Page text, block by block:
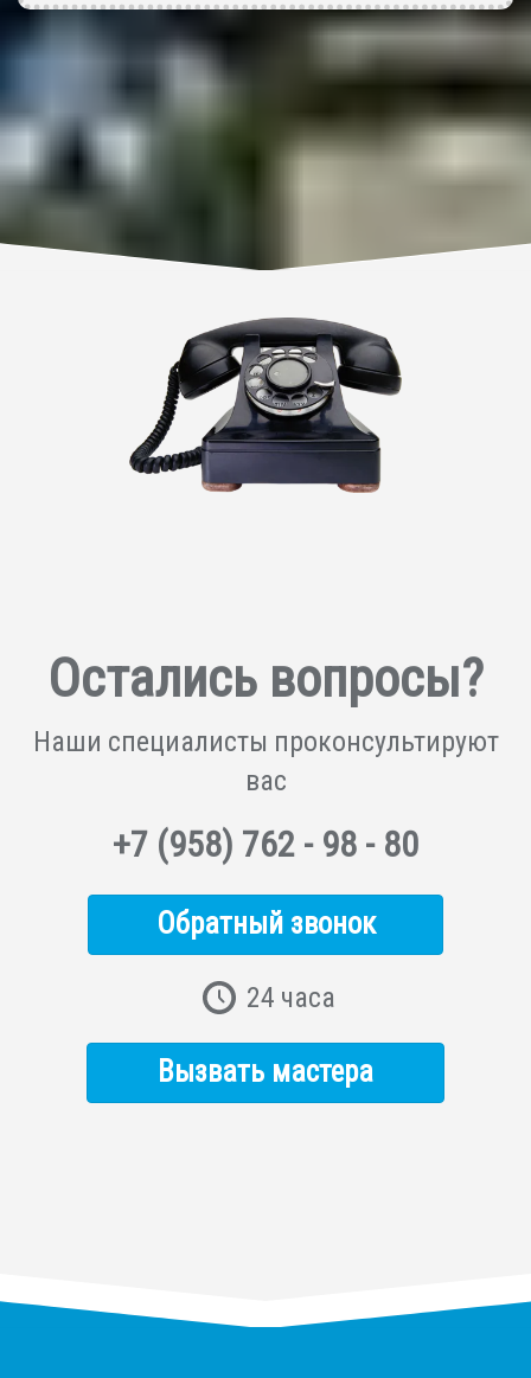
Остались вопросы?
Наши специалисты проконсультируют
вас
+7 (958) 762 - 98 - 80
Обратный звонок
24 часа
Вызвать мастера